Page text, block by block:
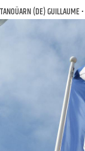
TANOÜARN (DE) GUILLAUME